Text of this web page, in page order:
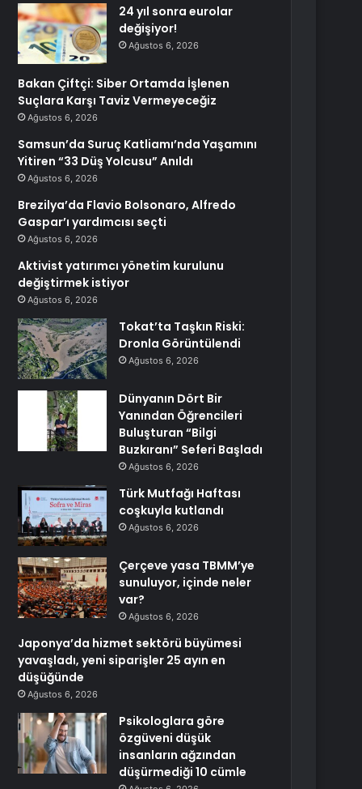
24 yıl sonra eurolar
değişiyor!
Ağustos 6, 2026
Bakan Çiftçi: Siber Ortamda İşlenen
Suçlara Karşı Taviz Vermeyeceğiz
Ağustos 6, 2026
Samsun’da Suruç Katliamı’nda Yaşamını
Yitiren “33 Düş Yolcusu” Anıldı
Ağustos 6, 2026
Brezilya’da Flavio Bolsonaro, Alfredo
Gaspar’ı yardımcısı seçti
Ağustos 6, 2026
Aktivist yatırımcı yönetim kurulunu
değiştirmek istiyor
Ağustos 6, 2026
Tokat’ta Taşkın Riski:
Dronla Görüntülendi
Ağustos 6, 2026
Dünyanın Dört Bir
Yanından Öğrencileri
Buluşturan “Bilgi
Buzkıranı” Seferi Başladı
Ağustos 6, 2026
Türk Mutfağı Haftası
coşkuyla kutlandı
Ağustos 6, 2026
Çerçeve yasa TBMM’ye
sunuluyor, içinde neler
var?
Ağustos 6, 2026
Japonya’da hizmet sektörü büyümesi
yavaşladı, yeni siparişler 25 ayın en
düşüğünde
Ağustos 6, 2026
Psikologlara göre
özgüveni düşük
insanların ağzından
düşürmediği 10 cümle